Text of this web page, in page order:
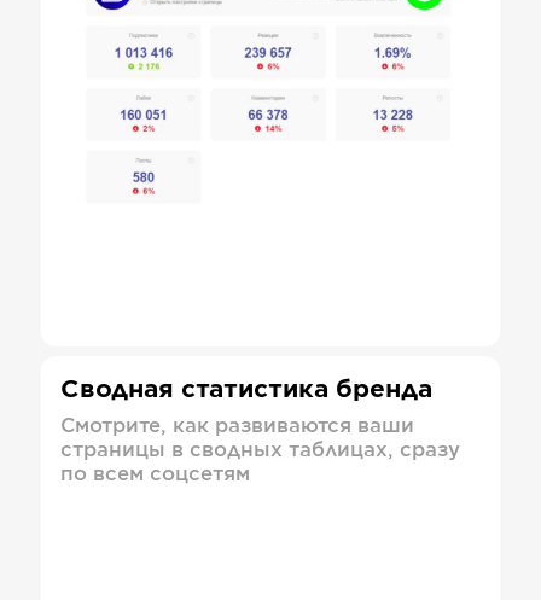
Сводная статистика бренда
Смотрите, как развиваются ваши
страницы в сводных таблицах, сразу
по всем соцсетям